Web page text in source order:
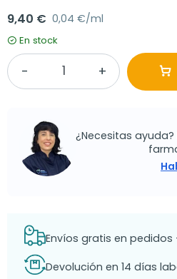
9,40 € 0,04 €/ml
En stock
¿Necesitas
Envíos gratis en pedidos
Devolución en 14 días